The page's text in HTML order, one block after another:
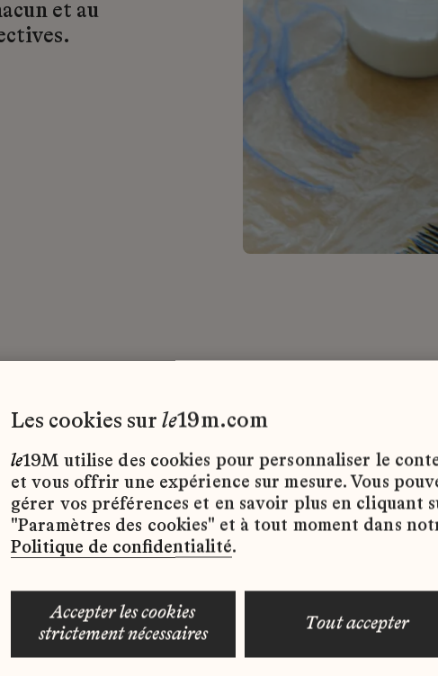
et au
Maison
Lesage
les cookies sur le19m.com
le19M utilise des cookies pour personnaliser le
et vous offrir une expérience sur mesure. Vous
gérer vos préférences et en savoir plus en cliquant
"Paramètres des cookies" et à tout moment dans
Politique de confidentialité.
accepter les cookies
strictement nécessaires
tout accepter